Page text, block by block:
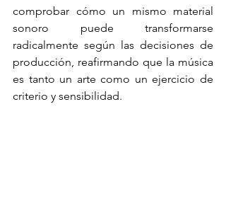
comprobar cómo un mismo material
sonoro puede transformarse
radicalmente según las decisiones de
producción, reafirmando que la música
es tanto un arte como un ejercicio de
criterio y sensibilidad.